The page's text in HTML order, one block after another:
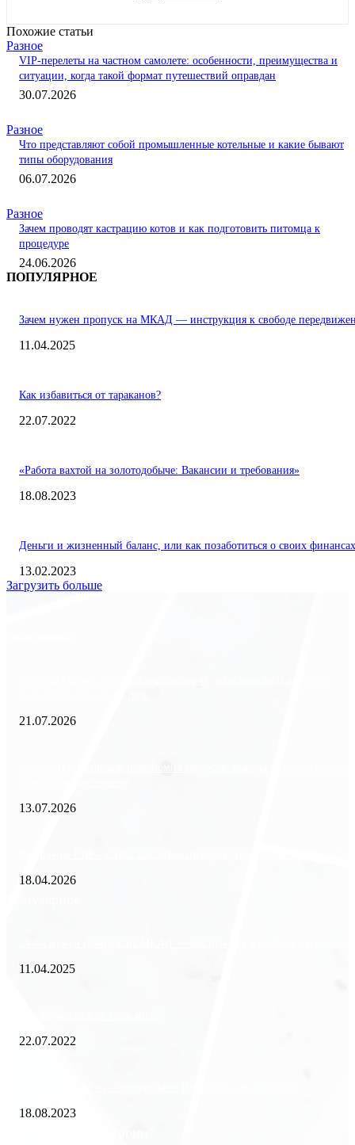
Похожие статьи
Разное
VIP-перелеты на частном самолете: особенности, преимущества и
ситуации, когда такой формат путешествий оправдан
30.07.2026
Разное
Что представляют собой промышленные котельные и какие бывают
типы оборудования
06.07.2026
Разное
Зачем проводят кастрацию котов и как подготовить питомца к
процедуре
24.06.2026
ПОПУЛЯРНОЕ
Зачем нужен пропуск на МКАД — инструкция к свободе
11.04.2025
Как избавиться от тараканов?
22.07.2022
«Работа вахтой на золотодобыче: Вакансии и требования»
18.08.2023
Деньги и жизненный баланс, или как позаботиться о своих финансах
13.02.2023
Загрузить больше
21.07.2026
13.07.2026
18.04.2026
11.04.2025
22.07.2022
18.08.2023